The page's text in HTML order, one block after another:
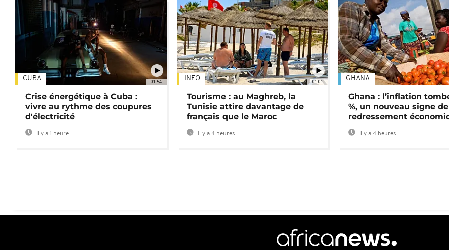
01:54
CUBA
Crise énergétique à Cuba :
vivre au rythme des coupures
d'électricité
Il y a 1 heure
01:01
INFO
Tourisme : au Maghreb, la
Tunisie attire davantage de
français que le Maroc
Il y a 4 heures
GHANA
Ghana : l’inflation
%, un nouveau signe de
redressement
Il y a 4 heures